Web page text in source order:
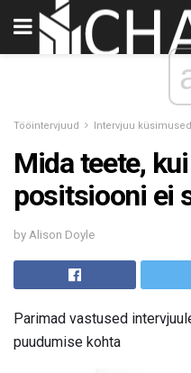
Tööintervjuud Intervjuu
Mida teete,
positsiooni ei
by Alison Doyle
Parimad vastused
puudumise kohta